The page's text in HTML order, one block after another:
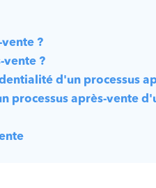
?
vente ?
d'un processus
processus après-vente